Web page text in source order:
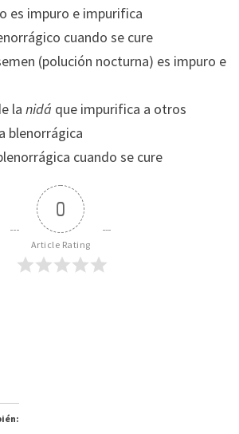
es impuro e impurifica
cuando se cure
(polución nocturna) es impuro e
la nidá que impurifica a otros
blenorrágica
cuando se cure
0
Article Rating